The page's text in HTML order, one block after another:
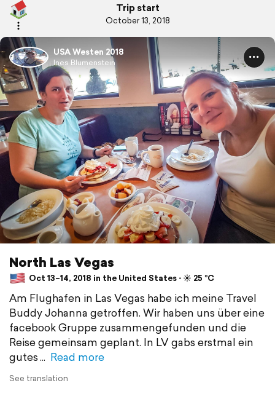
Trip start
October 13, 2018
USA Westen 2018
Ines Blumenstein
North Las Vegas
Oct 13–14, 2018 in the United States ⋅ ☀️ 25 °C
Am Flughafen in Las Vegas habe ich meine Travel
Buddy Johanna getroffen. Wir haben uns über eine
facebook Gruppe zusammengefunden und die
Reise gemeinsam geplant. In LV gabs erstmal ein
gutes
Read more
See translation